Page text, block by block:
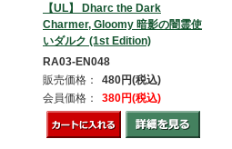
【UL】 Dharc the Dark
Charmer, Gloomy 暗影の闇霊使
いダルク (1st Edition)
RA03-EN048
販売価格：
480円(税込)
会員価格：
380円(税込)